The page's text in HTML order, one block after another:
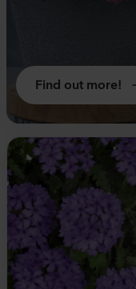
Find out more!